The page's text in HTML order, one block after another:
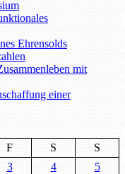
Ehrensolds
mit
einer
F S
S
3 4
5